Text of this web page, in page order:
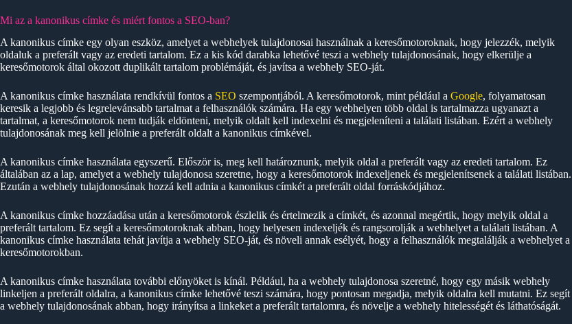
Mi az a kanonikus címke és miért fontos a SEO-ban?
A kanonikus címke egy olyan eszköz, amelyet a webhelyek tulajdonosai használnak a keresőmotoroknak, hogy jelezzék, melyik
oldaluk a preferált vagy az eredeti tartalom. Ez a kis kód darabka lehetővé teszi a webhely tulajdonosának, hogy elkerülje a
keresőmotorok által okozott duplikált tartalom problémáját, és javítsa a webhely SEO-ját.
A kanonikus címke használata rendkívül fontos a SEO szempontjából. A keresőmotorok, mint például a Google, folyamatosan
keresik a legjobb és legrelevánsabb tartalmat a felhasználók számára. Ha egy webhelyen több oldal is tartalmazza ugyanazt a
tartalmat, a keresőmotorok nem tudják eldönteni, melyik oldalt kell indexelni és megjeleníteni a találati listában. Ezért a webhely
tulajdonosának meg kell jelölnie a preferált oldalt a kanonikus címkével.
A kanonikus címke használata egyszerű. Először is, meg kell határoznunk, melyik oldal a preferált vagy az eredeti tartalom. Ez
általában az a lap, amelyet a webhely tulajdonosa szeretne, hogy a keresőmotorok indexeljenek és megjelenítsenek a találati listában.
Ezután a webhely tulajdonosának hozzá kell adnia a kanonikus címkét a preferált oldal forráskódjához.
A kanonikus címke hozzáadása után a keresőmotorok észlelik és értelmezik a címkét, és azonnal megértik, hogy melyik oldal a
preferált tartalom. Ez segít a keresőmotoroknak abban, hogy helyesen indexeljék és rangsorolják a webhelyet a találati listában. A
kanonikus címke használata tehát javítja a webhely SEO-ját, és növeli annak esélyét, hogy a felhasználók megtalálják a webhelyet a
keresőmotorokban.
A kanonikus címke használata további előnyöket is kínál. Például, ha a webhely tulajdonosa szeretné, hogy egy másik webhely
linkeljen a preferált oldalra, a kanonikus címke lehetővé teszi számára, hogy pontosan megadja, melyik oldalra kell mutatni. Ez segít
a webhely tulajdonosának abban, hogy irányítsa a linkeket a preferált tartalomra, és növelje a webhely hitelességét és láthatóságát.